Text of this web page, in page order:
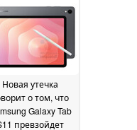
мониторов с
будущим
поколением QD-
OLED
29 August 2025
Новая утечка
о том, что
Galaxy Tab
превзойдет